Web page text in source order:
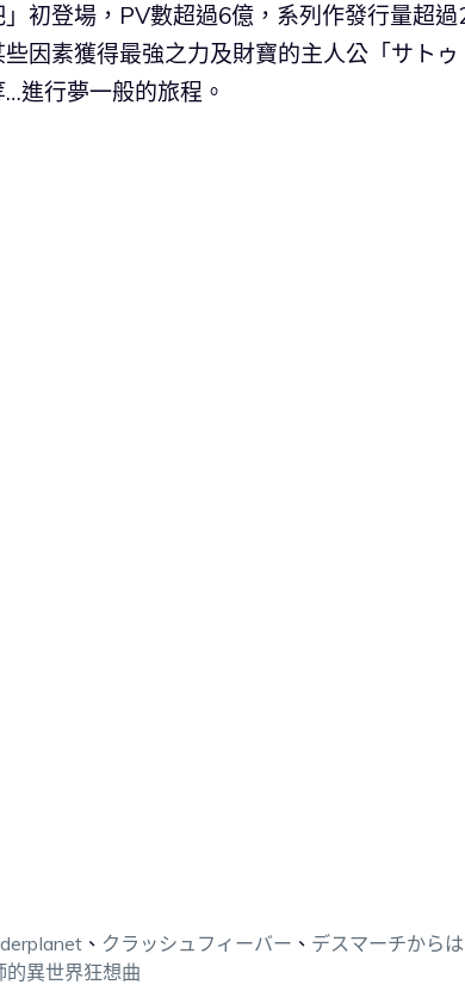
初登場，PV數超過6億，系列作發行量超過
因素獲得最強之力及財寶的主人公「サトゥ
進行夢一般的旅程。
、 クラッシュフィーバー 、 デスマーチから
的異世界狂想曲